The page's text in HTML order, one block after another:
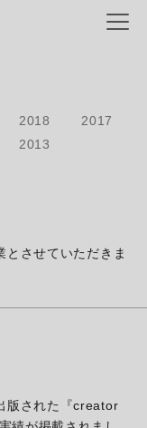
2018
2017
2013
させていただきま
版された『creator